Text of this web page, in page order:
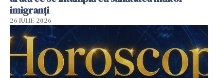
imigranți
26 IULIE 2026